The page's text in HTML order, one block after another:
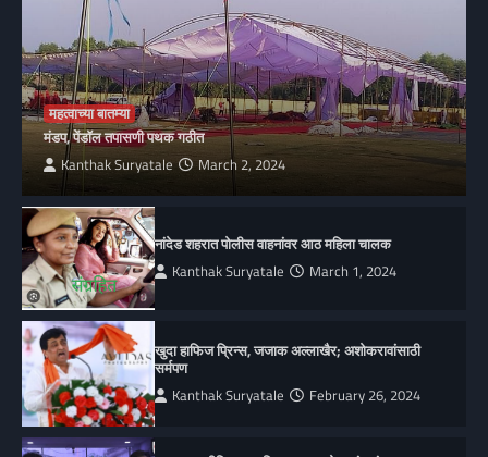
महत्वाच्या बातम्या
मंडप, पेंडॉल तपासणी पथक गठीत
Kanthak Suryatale March 2, 2024
नांदेड शहरात पोलीस वाहनांवर आठ महिला चालक
Kanthak Suryatale March 1, 2024
खुदा हाफिज प्रिन्स, जजाक अल्लाखैर; अशोकरावांसाठी
सर्मपण
Kanthak Suryatale February 26, 2024